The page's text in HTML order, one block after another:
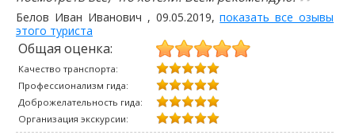
Белов Иван Иванович , 09.05.2019,показать все озывы
этого туриста
Общая оценка:
Качество транспорта:
Профессионализм гида:
Доброжелательность гида:
Организация экскурсии: